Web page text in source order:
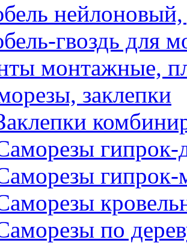
нейлоновый,
гвоздь для
монтажные,
заклепки
гипрок-
гипрок-
по